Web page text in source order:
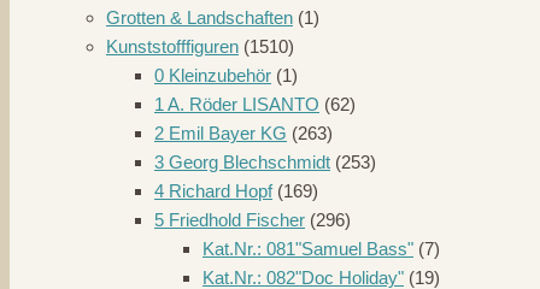
Grotten & Landschaften (1)
Kunststofffiguren (1510)
0 Kleinzubehör (1)
1 A. Röder LISANTO (62)
2 Emil Bayer KG (263)
3 Georg Blechschmidt (253)
4 Richard Hopf (169)
5 Friedhold Fischer (296)
Kat.Nr.: 081"Samuel Bass" (7)
Kat.Nr.: 082"Doc Holiday" (19)